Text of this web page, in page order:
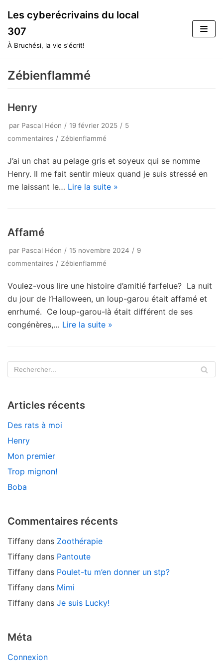
Aller
contenu
Les cyberécrivains du local
307
À Bruchési, la vie s'écrit!
Zébienflammé
Henry
par Pascal Héon 19 février 2025
5
commentaires
Zébienflammé
J’ai un chat au pelage gris et soyeux qui se nomme
Henry. Il me fait sentir mieux quand je suis stressé en
me laissant le… Lire la suite »
Affamé
par Pascal Héon 15 novembre 2024
9
commentaires
Zébienflammé
Voulez-vous lire une histoire d’amitié farfelue? La nuit
du jour de l’Halloween, un loup-garou était affamé et
enrhumé. Ce loup-garou-là était différent de ses
congénères,… Lire la suite »
Articles récents
Des rats à moi
Henry
Mon premier
Trop mignon!
Boba
Commentaires récents
Tiffany dans Zoothérapie
Tiffany dans Pantoute
Tiffany dans Poulet-tu m’en donner un stp?
Tiffany dans Mimi
Tiffany dans Je suis Lucky!
Méta
Connexion